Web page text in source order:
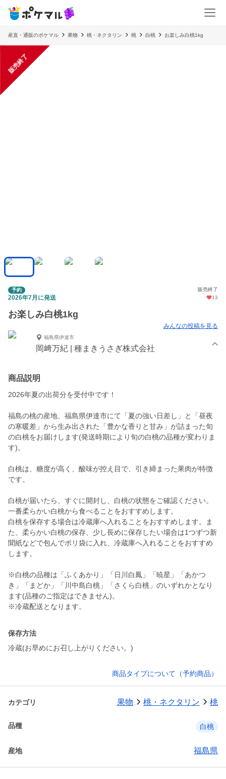
産直・通販のポケマル 果物 桃・ネクタリン 桃 白桃 お楽しみ白桃1kg
販売終了
予約 販売終了
2026年7月に発送 13
お楽しみ白桃1kg
みんなの投稿を見る
福島県伊達市
岡﨑万紀 | 種まきうさぎ株式会社
商品説明
2026年夏の出荷分を受付中です！
福島の桃の産地、福島県伊達市にて「夏の強い日差し」と「昼夜
の寒暖差」から生み出された「豊かな香りと甘み」が詰まった旬
の白桃をお届けします(発送時期により旬の白桃の品種が変わりま
す)。
白桃は、糖度が高く、酸味が控え目で、引き締まった果肉が特徴
です。
白桃が届いたら、すぐに開封し、白桃の状態をご確認ください。
一番柔らかい白桃から食べることをおすすめします。
白桃を保存する場合は冷蔵庫へ入れることをおすすめします。ま
た、柔らかい白桃の保存、少し長めに保存したい場合は1つずつ新
聞紙などで包んでポリ袋に入れ、冷蔵庫へ入れることをおすすめ
します。
※白桃の品種は「ふくあかり」「日川白鳳」「暁星」「あかつ
き」「まどか」「川中島白桃」「さくら白桃」のいずれかとなり
ます(品種のご指定はできません)。
保存方法
冷蔵(お早めにお召し上がりください。)
商品タイプについて（予約商品）
カテゴリ 果物 桃・ネクタリン 桃
品種 白桃
産地 福島県